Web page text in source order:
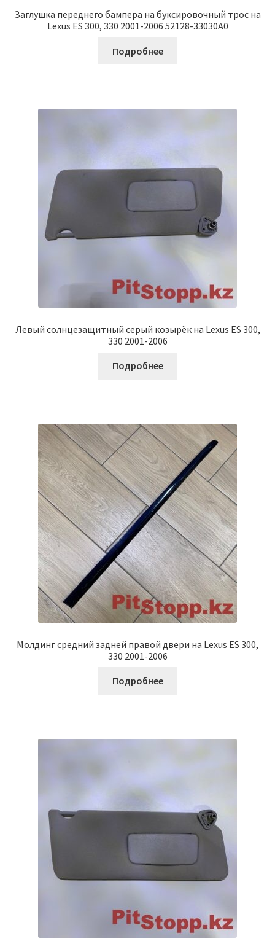
Заглушка переднего бампера на буксировочный трос на
Lexus ES 300, 330 2001-2006 52128-33030A0
Подробнее
Левый солнцезащитный серый козырёк на Lexus ES 300,
330 2001-2006
Подробнее
Молдинг средний задней правой двери на Lexus ES 300,
330 2001-2006
Подробнее